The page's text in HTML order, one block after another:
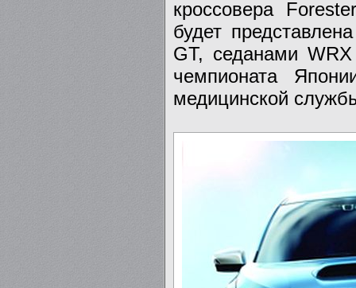
кроссовера
будет
GT, седанами
чемпионата
медицинской